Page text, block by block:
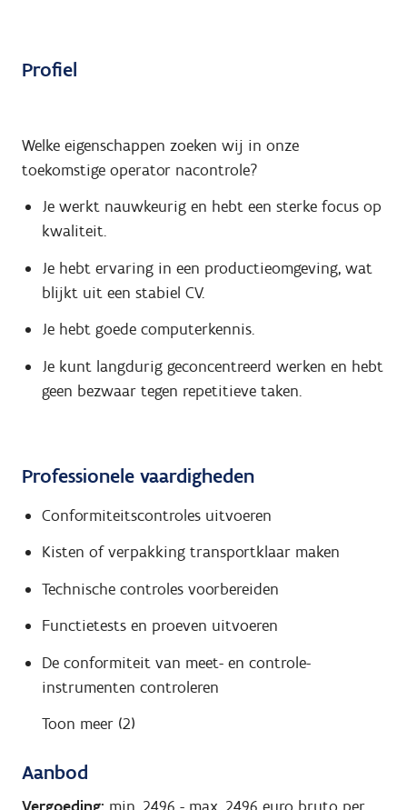
Profiel
Welke eigenschappen zoeken wij in onze
toekomstige operator nacontrole?
Je werkt nauwkeurig en hebt een sterke focus op
kwaliteit.
Je hebt ervaring in een productieomgeving, wat
blijkt uit een stabiel CV.
Je hebt goede computerkennis.
Je kunt langdurig geconcentreerd werken en hebt
geen bezwaar tegen repetitieve taken.
Professionele vaardigheden
Conformiteitscontroles uitvoeren
Kisten of verpakking transportklaar maken
Technische controles voorbereiden
Functietests en proeven uitvoeren
De conformiteit van meet- en controle-
instrumenten controleren
Toon meer (2)
Aanbod